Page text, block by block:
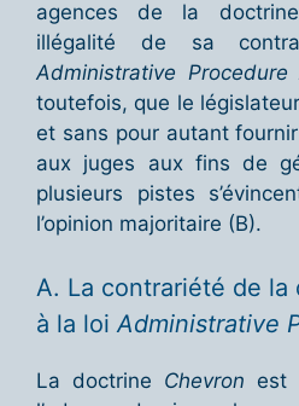
agences de la
illégalité de sa
Administrative Procedure
toutefois, que le
et sans pour autant
aux juges aux fins de
plusieurs pistes
l’opinion majoritaire (B).
A. La contrariété de la
à la loiAdministrative
La doctrine Chevron est